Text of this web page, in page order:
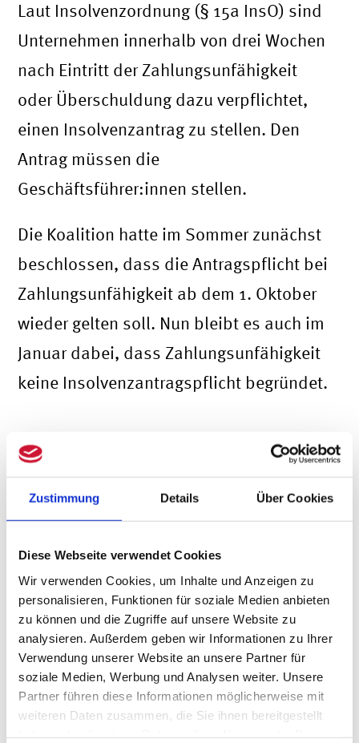
Zustimmung Details Über Cookies
Diese Webseite verwendet Cookies
Wir verwenden Cookies, um Inhalte und Anzeigen zu
personalisieren, Funktionen für soziale Medien anbieten
zu können und die Zugriffe auf unsere Website zu
analysieren. Außerdem geben wir Informationen zu Ihrer
Verwendung unserer Website an unsere Partner für
soziale Medien, Werbung und Analysen weiter. Unsere
Partner führen diese Informationen möglicherweise mit
weiteren Daten zusammen, die Sie ihnen bereitgestellt
Laut Insolvenzordnung (§ 15a InsO) sind
Unternehmen innerhalb von drei Wochen
nach Eintritt der Zahlungsunfähigkeit
oder Überschuldung dazu verpflichtet,
einen Insolvenzantrag zu stellen. Den
Antrag müssen die
Geschäftsführer:innen stellen.
Die Koalition hatte im Sommer zunächst
beschlossen, dass die Antragspflicht bei
Zahlungsunfähigkeit ab dem 1. Oktober
wieder gelten soll. Nun bleibt es auch im
Januar dabei, dass Zahlungsunfähigkeit
keine Insolvenzantragspflicht begründet.
Rechtsgrundlage der ausgesetzten
Insolvenzantragspflicht
Insolvenzaussetzungsgesetz
Nach diesem Gesetz wird vermutet, dass
die Insolvenzreife eines betroffenen
Unternehmens auf den Auswirkungen der
Corona-Krise beruht und Aussichten
darauf bestehen, eine bestehende